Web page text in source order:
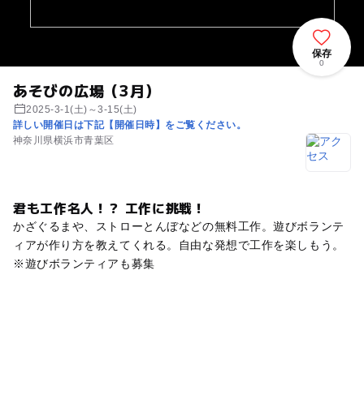
あそびの広場（3月）
2025-3-1(土)～3-15(土)
詳しい開催日は下記【開催日時】をご覧ください。
神奈川県横浜市青葉区
保存
0
君も工作名人！？ 工作に挑戦！
かざぐるまや、ストローとんぼなどの無料工作。遊びボランテ
ィアが作り方を教えてくれる。自由な発想で工作を楽しもう。
※遊びボランティアも募集